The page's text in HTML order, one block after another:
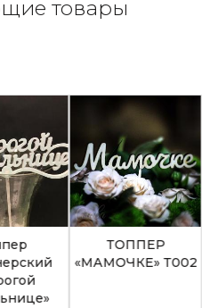
товары
ТОППЕР
«МАМОЧКЕ» Т002